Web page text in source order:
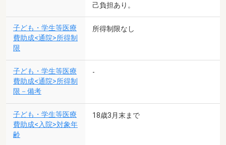
己負担あり。
子ども・学生等医療
費助成<通院>所得制
限
所得制限なし
子ども・学生等医療
費助成<通院>所得制
限－備考
-
子ども・学生等医療
費助成<入院>対象年
齢
18歳3月末まで